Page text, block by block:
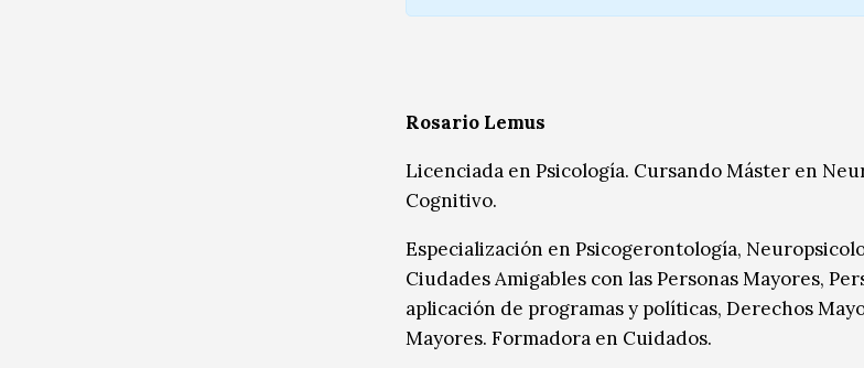
Rosario Lemus
Licenciada en Psicología. Cursando Máster en
Cognitivo.
Especialización en Psicogerontología,
Ciudades Amigables con las Personas Mayores,
aplicación de programas y políticas, Derechos
Mayores. Formadora en Cuidados.